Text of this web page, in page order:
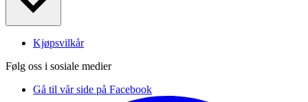
Kjøpsvilkår
Følg oss i sosiale medier
Gå til vår side på Facebook